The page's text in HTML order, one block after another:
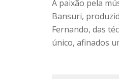
A paixão pela
Bansuri,
Fernando, das
único, afinados